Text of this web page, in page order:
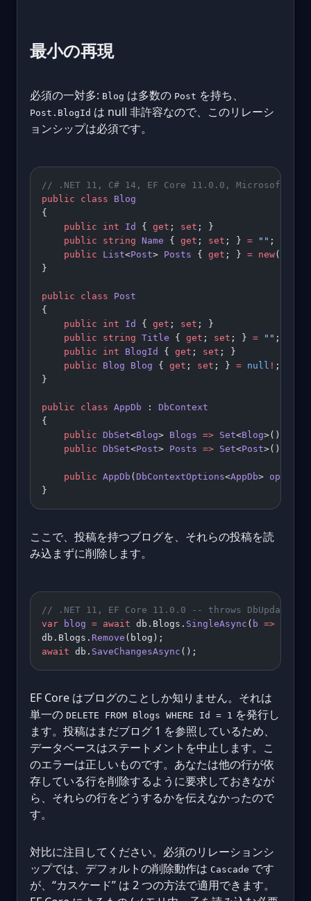
最小の再現
必須の一対多: Blog は多数の Post を持ち、
Post.BlogId は null 非許容なので、このリレーシ
ョンシップは必須です。
// .NET 11, C# 14, EF Core 11.0.0,
public class Blog
{
    public
int Id { get ; set ; }
    public
string Name { get ; set ; } = "" ;
    public
List<Post> Posts { get ; } = new();
}
public class Post
{
    public
int Id { get ; set ; }
    public
string Title { get ; set ; } = "" ;
    public
int BlogId { get ; set ; }
    public
Blog Blog { get ; set ; } = null ! ;
}
public class AppDb : DbContext
{
    public
DbSet<Blog> Blogs => Set<Blog>();
    public
DbSet<Post> Posts => Set<Post>();
    public
AppDb (DbContextOptions<AppDb> options
}
ここで、投稿を持つブログを、それらの投稿を読
み込まずに削除します。
// .NET 11, EF Core 11.0.0 -- throws
var blog = await db.Blogs. SingleAsync ( b =>
db.Blogs. Remove (blog);
await db. SaveChangesAsync ();
EF Core はブログのことしか知りません。それは
単一の DELETE FROM Blogs WHERE Id = 1 を発行し
ます。投稿はまだブログ 1 を参照しているため、
データベースはステートメントを中止します。こ
のエラーは正しいものです。あなたは他の行が依
存している行を削除するように要求しておきなが
ら、それらの行をどうするかを伝えなかったので
す。
対比に注目してください。必須のリレーションシ
ップでは、デフォルトの削除動作は Cascade です
が、“カスケード” は 2 つの方法で適用できます。